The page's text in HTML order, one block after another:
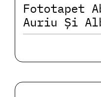
Fototapet
Auriu Și